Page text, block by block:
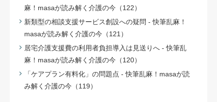
麻！masaが読み解く介護の今（122）
新類型の相談支援サービス創設への疑問 - 快筆乱麻！
masaが読み解く介護の今（121）
居宅介護支援費の利用者負担導入は見送りへ - 快筆乱
麻！masaが読み解く介護の今（120）
「ケアプラン有料化」の問題点 - 快筆乱麻！masaが読
み解く介護の今（119）